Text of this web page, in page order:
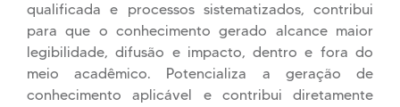
qualificada e processos sistematizados, contribui
para que o conhecimento gerado alcance maior
legibilidade, difusão e impacto, dentro e fora do
meio acadêmico. Potencializa a geração de
conhecimento aplicável e contribui diretamente